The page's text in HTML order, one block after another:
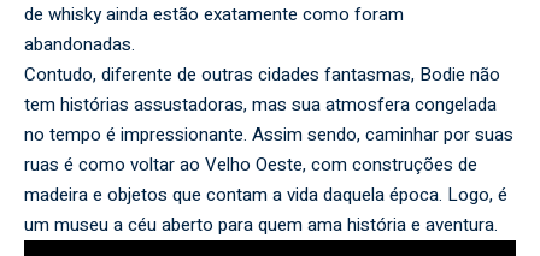
de whisky ainda estão exatamente como foram
abandonadas.
Contudo, diferente de outras cidades fantasmas, Bodie não
tem histórias assustadoras, mas sua atmosfera congelada
no tempo é impressionante. Assim sendo, caminhar por suas
ruas é como voltar ao Velho Oeste, com construções de
madeira e objetos que contam a vida daquela época. Logo, é
um museu a céu aberto para quem ama história e aventura.